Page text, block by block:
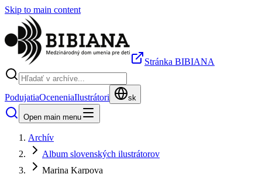
Skip to main content
Stránka BIBIANA
PodujatiaOceneniaIlustrátori sk
Open main menu
Archív
Album slovenských ilustrátorov
Marina Karpova